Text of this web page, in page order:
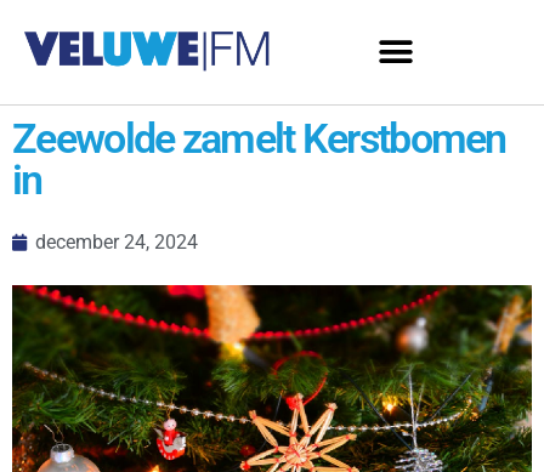
Zeewolde zamelt Kerstbomen
in
december 24, 2024